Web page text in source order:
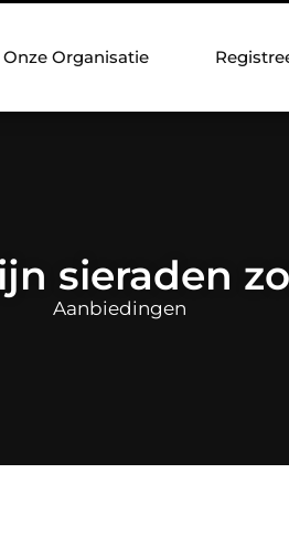
Onze Organisatie
sieraden
Aanbiedingen